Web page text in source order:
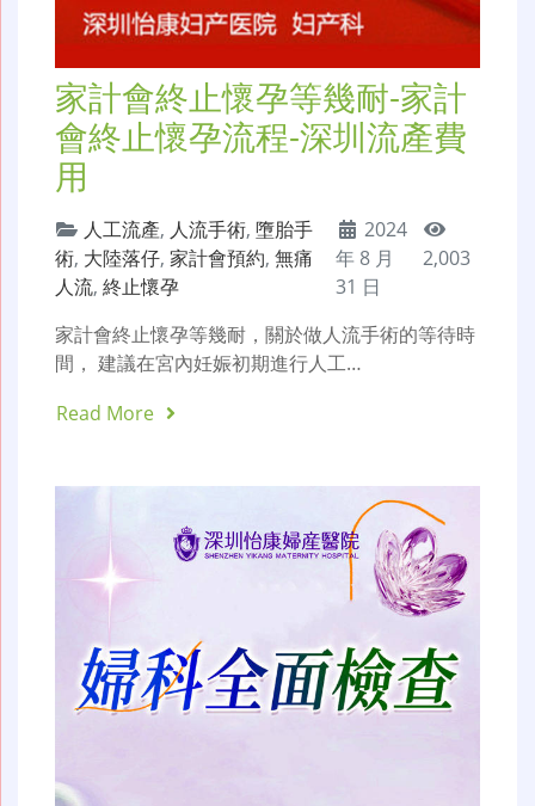
家計會終止懷孕等幾耐-家計
會終止懷孕流程-深圳流產費
用
人工流產, 人流手術, 墮胎手
術, 大陸落仔, 家計會預約, 無痛
人流, 終止懷孕
2024
年 8 月
31 日
2,003
家計會終止懷孕等幾耐，關於做人流手術的等待時
間， 建議在宮內妊娠初期進行人工…
Read More